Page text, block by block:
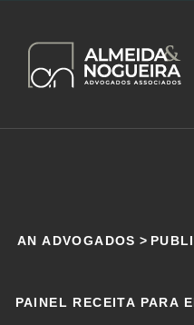
AN ADVOGADOS >
PAINEL RECEITA PARA